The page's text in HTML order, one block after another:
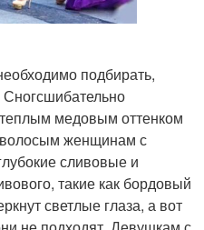
подбирать,
медовым оттенком
женщинам с
сливовые и
такие как бордовый
светлые глаза, а вот